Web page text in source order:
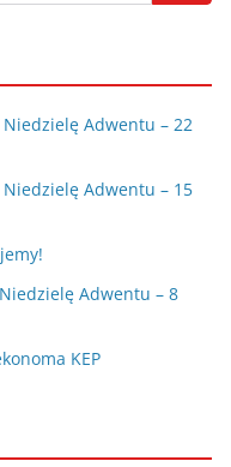
Niedzielę Adwentu – 22
Adwentu – 15
Adwentu – 8
KEP